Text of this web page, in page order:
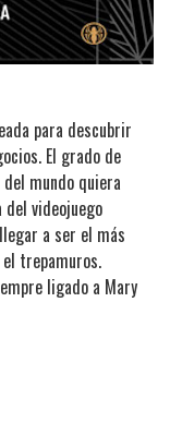
para descubrir
El grado de
mundo quiera
videojuego
a ser el más
trepamuros.
ligado a Mary